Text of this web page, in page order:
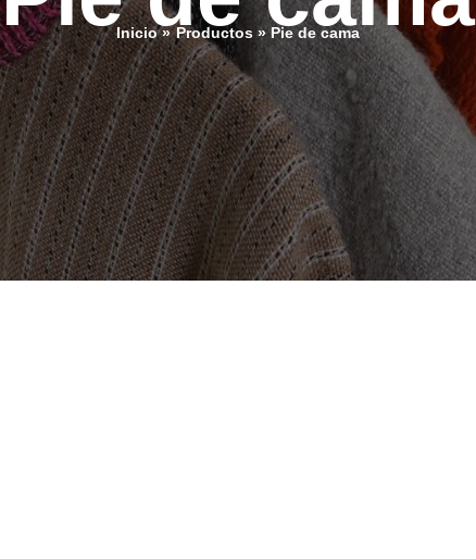
Inicio Productos Pie de cama